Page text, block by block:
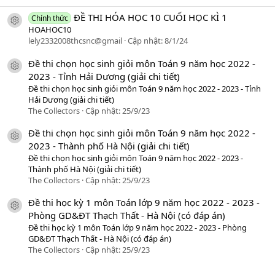
icon tài liệu
Chính thức ĐỀ THI HÓA HỌC 10 CUỐI HỌC KÌ 1
HOAHOC10
lely2332008thcsnc@gmail Cập nhật:8/1/24
icon tài liệu
Đề thi chọn học sinh giỏi môn Toán 9 năm học 2022 -
2023 - Tỉnh Hải Dương (giải chi tiết)
Đề thi chọn học sinh giỏi môn Toán 9 năm học 2022 - 2023 - Tỉnh
Hải Dương (giải chi tiết)
The Collectors Cập nhật:25/9/23
icon tài liệu
Đề thi chọn học sinh giỏi môn Toán 9 năm học 2022 -
2023 - Thành phố Hà Nội (giải chi tiết)
Đề thi chọn học sinh giỏi môn Toán 9 năm học 2022 - 2023 -
Thành phố Hà Nội (giải chi tiết)
The Collectors Cập nhật:25/9/23
icon tài liệu
Đề thi học kỳ 1 môn Toán lớp 9 năm học 2022 - 2023 -
Phòng GD&ĐT Thạch Thất - Hà Nội (có đáp án)
Đề thi học kỳ 1 môn Toán lớp 9 năm học 2022 - 2023 - Phòng
GD&ĐT Thạch Thất - Hà Nội (có đáp án)
The Collectors Cập nhật:25/9/23